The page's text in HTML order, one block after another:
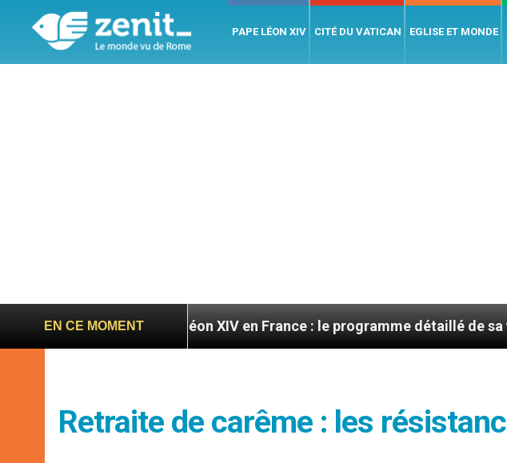
PAPE LÉON XIV CITÉ DU VATICAN EGLISE ET MONDE
EN CE MOMENTLéon XIV en France : le programme détaillé de sa visite en
Retraite de carême : les